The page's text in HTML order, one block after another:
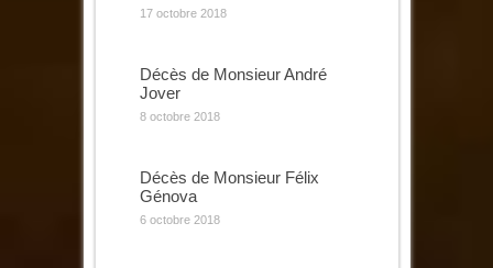
17 octobre 2018
Décès de Monsieur André
Jover
8 octobre 2018
Décès de Monsieur Félix
Génova
6 octobre 2018